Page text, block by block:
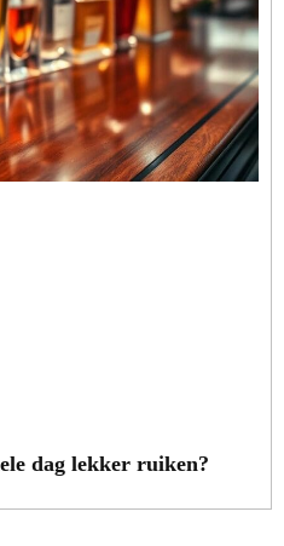
dag lekker ruiken?